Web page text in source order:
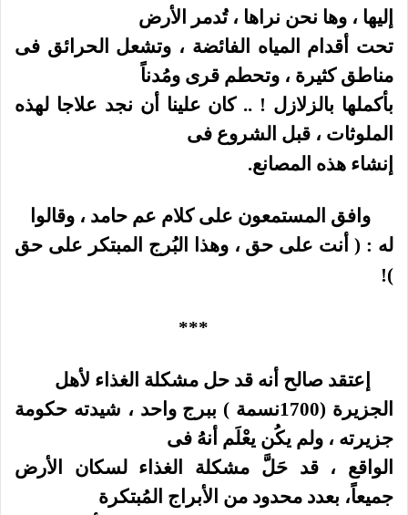
إليها ، وها نحن نراها ، تُدمر الأرض
تحت أقدام المياه الفائضة ، وتشعل الحرائق فى
مناطق كثيرة ، وتحطم قرى ومُدناً
بأكملها بالزلازل ! .. كان علينا أن نجد علاجا لهذه
الملوثات ، قبل الشروع فى
إنشاء هذه المصانع.
وافق المستمعون على كلام عم حامد ، وقالوا
له : ( أنت على حق ، وهذا البُرج المبتكر على حق
)!
***
إعتقد صالح أنه قد حل مشكلة الغذاء لأهل
الجزيرة (1700نسمة ) ببرج واحد ، شيدته حكومة
جزيرته ، ولم يكُن يعْلَم أنهُ فى
الواقع ، قد حَلَّ مشكلة الغذاء لسكان الأرض
جميعاً، بعدد محدود من الأبراج المُبتكرة